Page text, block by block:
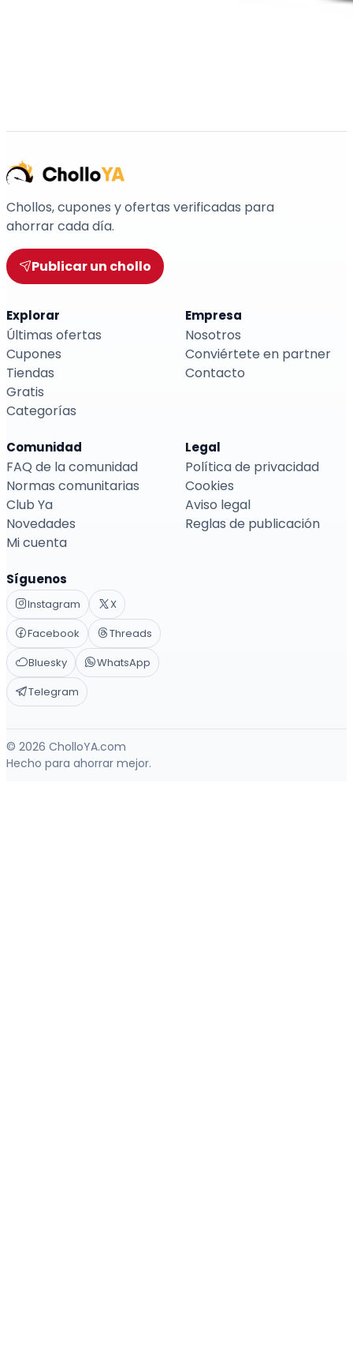
Chollos, cupones y ofertas verificadas para
ahorrar cada día.
Publicar un chollo
Explorar
Últimas ofertas
Cupones
Tiendas
Gratis
Categorías
Empresa
Nosotros
Conviértete en partner
Contacto
Comunidad
FAQ de la comunidad
Normas comunitarias
Club Ya
Novedades
Mi cuenta
Legal
Política de privacidad
Cookies
Aviso legal
Reglas de publicación
Síguenos
Instagram
X
Facebook
Threads
Bluesky
WhatsApp
Telegram
© 2026 CholloYA.com
Hecho para ahorrar mejor.